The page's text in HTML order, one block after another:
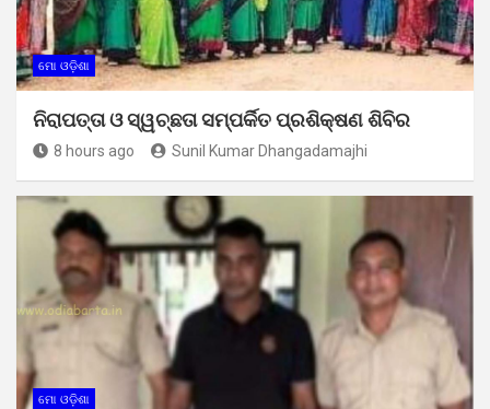
ମୋ ଓଡ଼ିଶା
ନିରାପତ୍ତା ଓ ସ୍ୱଚ୍ଛତା ସମ୍ପର୍କିତ ପ୍ରଶିକ୍ଷଣ ଶିବିର
8 hours ago Sunil Kumar Dhangadamajhi
ମୋ ଓଡ଼ିଶା